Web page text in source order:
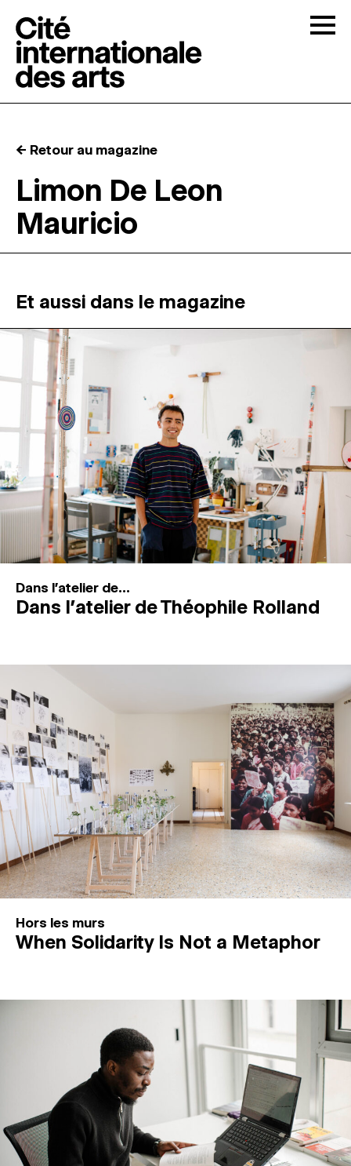
RÉSIDENCES ↓
MAGAZINE
ESPACES DE PRATIQUE ARTISTIQUE
Recherche
Connexion
↓
← Retour au magazine
Limon De Leon
Mauricio
Et aussi dans le magazine
Dans l'atelier de...
Dans l’atelier de Théophile Rolland
Hors les murs
When Solidarity Is Not a Metaphor